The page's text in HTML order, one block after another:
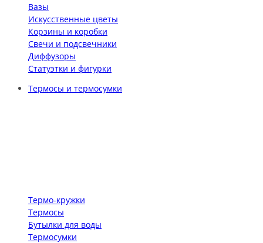
Вазы
Искусственные цветы
Корзины и коробки
Свечи и подсвечники
Диффузоры
Статуэтки и фигурки
Термосы и термосумки
Термо-кружки
Термосы
Бутылки для воды
Термосумки